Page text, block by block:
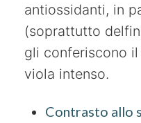
antiossidanti, in
(soprattutto
gli conferiscono
viola intenso.
Contrasto allo